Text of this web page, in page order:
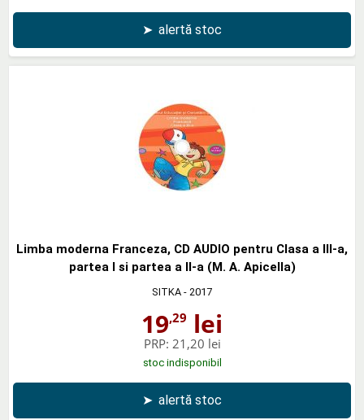
➤ alertă stoc
Limba moderna Franceza, CD AUDIO pentru Clasa a III-a,
partea I si partea a II-a (M. A. Apicella)
SITKA - 2017
19,29 lei
PRP: 21,20 lei
stoc indisponibil
➤ alertă stoc